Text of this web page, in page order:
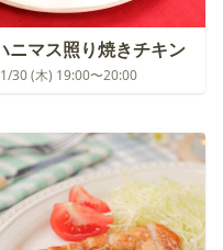
ニマス照り焼きチキン
30 (木) 19:00〜20:00